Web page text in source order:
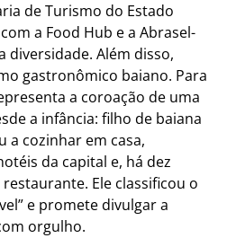
de Turismo do Estado
a Food Hub e a Abrasel-
diversidade. Além disso,
gastronômico baiano. Para
a coroação de uma
a infância: filho de baiana
a cozinhar em casa,
da capital e, há dez
Ele classificou o
e promete divulgar a
orgulho.